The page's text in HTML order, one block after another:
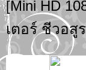
[Mini HD
เตอร์ ชีวอสู